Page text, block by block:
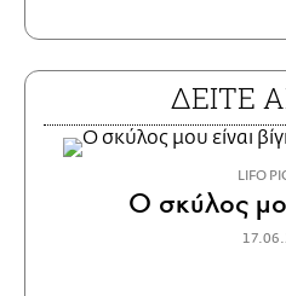
ΔΕΙΤΕ
LIFO
Ο σκύλος